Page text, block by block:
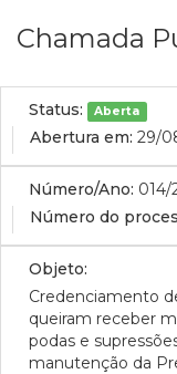
Chamada
Status: Aberta
Abertura em: 29/
Número/Ano: 014/
Número do
Objeto:
Credenciamento
queiram receber
podas e
manutenção da